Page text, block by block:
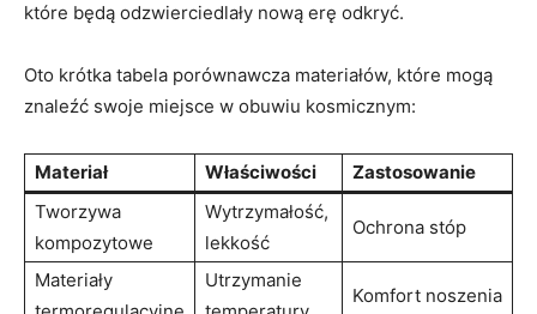
które będą odzwierciedlały nową erę odkryć.
Oto krótka tabela porównawcza materiałów, które mogą
znaleźć swoje miejsce w obuwiu kosmicznym:
Materiał Właściwości
Zastosowanie
Tworzywa
kompozytowe
Wytrzymałość,
lekkość
Ochrona stóp
Materiały
Utrzymanie
Komfort noszenia